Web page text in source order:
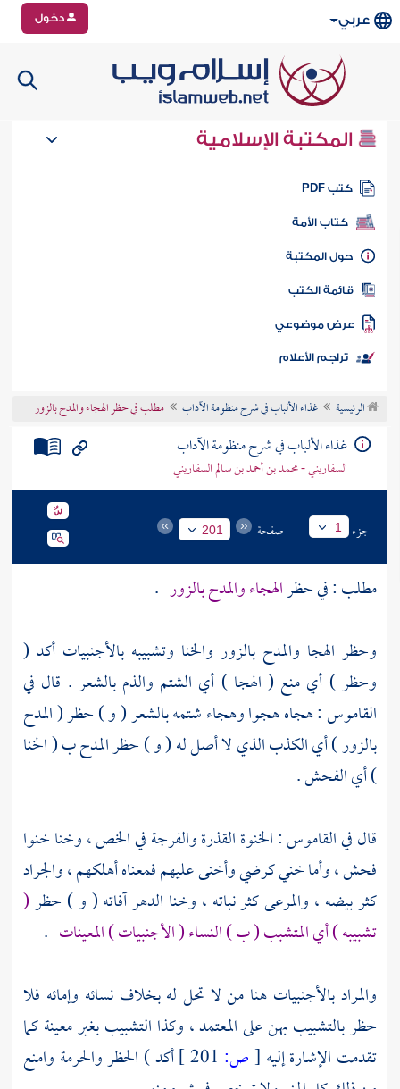
عربي دخول
المكتبة الإسلامية
كتب PDF
كتاب الأمة
المكتبة
الكتب
موضوعي
تراجم الأعلام
الرئيسية غذاء الألباب في شرح منظومة الآداب مطلب في حظر الهجاء والمدح بالزور
غذاء الألباب في شرح منظومة الآداب
السفاريني - محمد بن أحمد بن سالم السفاريني
جزء 1 صفحة 201
مطلب : في حظرالهجاء والمدح بالزور .
وحظر الهجا والمدح بالزور والخنا وتشبيبه بالأجنبيات أكد (
وحظر ) أي منع ( الهجا ) أي الشتم والذم بالشعر . قال في
القاموس : هجاه هجوا وهجاء شتمه بالشعر ( و ) حظر ( المدح
بالزور ) أي الكذب الذي لا أصل له ( و ) حظر المدح ب ( الخنا
) أي الفحش .
قال في القاموس : الخنوة القذرة والفرجة في الخص ، وخنا خنوا
فحش ، وأما خني كرضي وأخنى عليهم فمعناه أهلكهم ، والجراد
كثر بيضه ، والمرعى كثر نباته ، وخنا الدهر آفاته ( و ) حظر(
تشبيبه ) أي المتشبب ( ب ) النساء ( الأجنبيات ) المعينات .
والمراد بالأجنبيات هنا من لا تحل له بخلاف نسائه وإمائه فلا
حظر بالتشبيب بهن على المعتمد ، وكذا التشبيب بغير معينة كما
تقدمت الإشارة إليه [ص:
أكد ) الحظر والحرمة وامنع